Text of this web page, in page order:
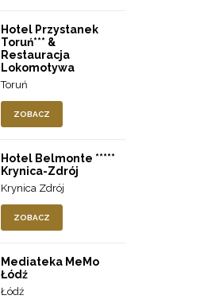
Hotel Przystanek
Toruń*** &
Restauracja
Lokomotywa
Toruń
ZOBACZ
Hotel Belmonte *****
Krynica-Zdrój
Krynica Zdrój
ZOBACZ
Mediateka MeMo
Łódź
Łódź